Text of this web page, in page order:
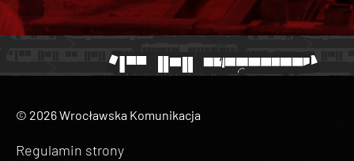
© 2026 Wrocławska Komunikacja
Regulamin strony